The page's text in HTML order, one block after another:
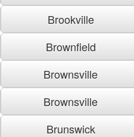
Brookville
Brownfield
Brownsville
Brownsville
Brunswick